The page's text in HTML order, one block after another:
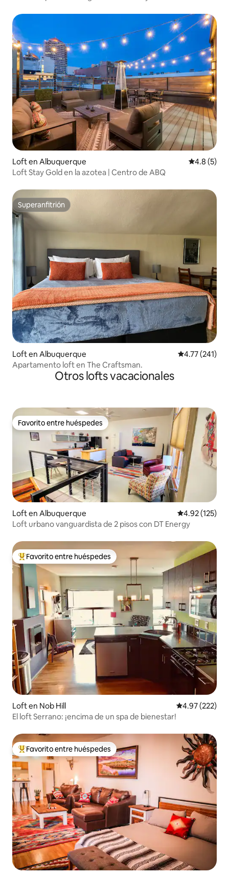
Loft en Albuquerque
4.8 (5)
Loft Stay Gold en la azotea | Centro de ABQ
Superanfitrión
Superanfitrión
Loft en Albuquerque Calificación
4.77 (241)
Apartamento loft en The Craftsman.
Otros lofts vacacionales
Favorito entre huéspedes
Favorito entre huéspedes
Loft en Albuquerque Calificación
4.92 (125)
Loft urbano vanguardista de 2 pisos con DT Energy
De los mejores en Favorito entre huéspedes
Favorito entre huéspedes
Loft en Nob Hill Calificación
4.97 (222)
El loft Serrano: ¡encima de un spa de bienestar!
De los mejores en Favorito entre huéspedes
Favorito entre huéspedes